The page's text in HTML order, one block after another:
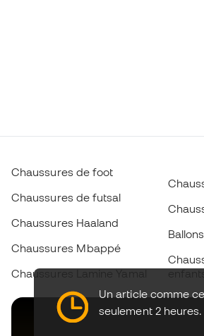
Un article comme
seulement 2 heures.
Chaussures de foot
Chaussures de futsal
Chaussures Haaland
Chaussures Mbappé
Chaussures Lamine Yamal